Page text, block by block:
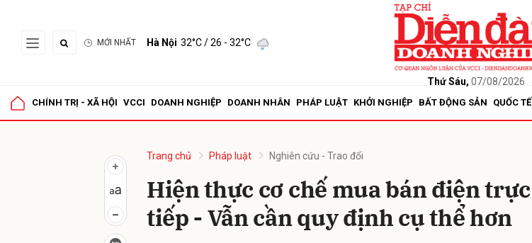
MỚI NHẤT Hà Nội 32°C/ 26 - 32°C
Thứ Sáu, 07/08/2026
CHÍNH TRỊ - XÃ HỘI VCCI DOANH NGHIỆP DOANH NHÂN PHÁP LUẬT KHỞI NGHIỆP BẤT ĐỘNG SẢN QUỐC TẾ
Trang chủ Pháp luật Nghiên cứu - Trao đổi
Hiện thực cơ chế mua bán điện trực
tiếp - Vẫn cần quy định cụ thể hơn